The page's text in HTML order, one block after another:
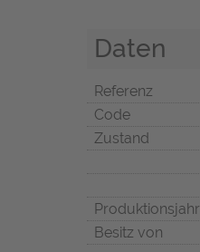
Daten
Referenz
Code
Zustand
Produktionsjahr
Besitz von